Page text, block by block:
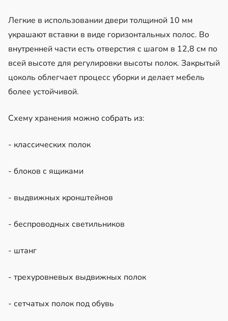
Легкие в использовании двери толщиной 10 мм
украшают вставки в виде горизонтальных полос. Во
внутренней части есть отверстия с шагом в 12,8 см по
всей высоте для регулировки высоты полок. Закрытый
цоколь облегчает процесс уборки и делает мебель
более устойчивой.
Схему хранения можно собрать из:
- классических полок
- блоков с ящиками
- выдвижных кронштейнов
- беспроводных светильников
- штанг
- трехуровневых выдвижных полок
- сетчатых полок под обувь